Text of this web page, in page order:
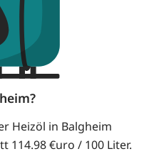
Heizöl in Balgheim
114.98 €uro / 100 Liter.